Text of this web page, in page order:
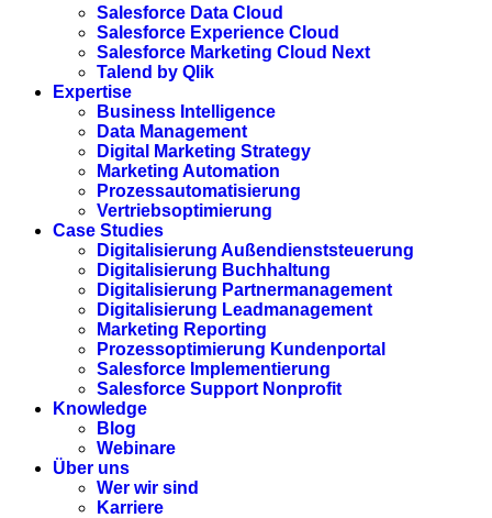
Salesforce Data Cloud
Salesforce Experience Cloud
Salesforce Marketing Cloud Next
Talend by Qlik
Expertise
Business Intelligence
Data Management
Digital Marketing Strategy
Marketing Automation
Prozessautomatisierung
Vertriebsoptimierung
Case Studies
Digitalisierung Außendienststeuerung
Digitalisierung Buchhaltung
Digitalisierung Partnermanagement
Digitalisierung Leadmanagement
Marketing Reporting
Prozessoptimierung Kundenportal
Salesforce Implementierung
Salesforce Support Nonprofit
Knowledge
Blog
Webinare
Über uns
Wer wir sind
Karriere